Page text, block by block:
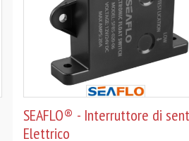
SEAFLO® - Interruttore di
Elettrico